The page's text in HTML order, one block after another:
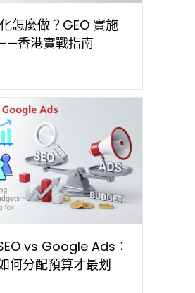
怎麼做？GEO 實施
香港實戰指南
vs Google Ads：
何分配預算才最划